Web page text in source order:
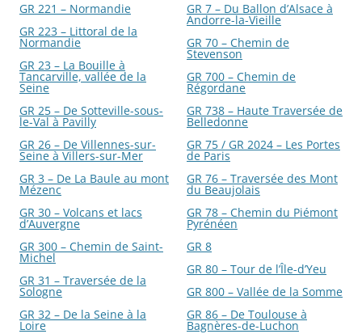
GR 221 – Normandie
GR 223 – Littoral de la
Normandie
GR 23 – La Bouille à
Tancarville, vallée de la
Seine
GR 25 – De Sotteville-sous-
le-Val à Pavilly
GR 26 – De Villennes-sur-
Seine à Villers-sur-Mer
GR 3 – De La Baule au mont
Mézenc
GR 30 – Volcans et lacs
d’Auvergne
GR 300 – Chemin de Saint-
Michel
GR 31 – Traversée de la
Sologne
GR 32 – De la Seine à la
Loire
GR 7 – Du Ballon d’Alsace à
Andorre-la-Vieille
GR 70 – Chemin de
Stevenson
GR 700 – Chemin de
Régordane
GR 738 – Haute Traversée de
Belledonne
GR 75 / GR 2024 – Les Portes
de Paris
GR 76 – Traversée des Mont
du Beaujolais
GR 78 – Chemin du Piémont
Pyrénéen
GR 8
GR 80 – Tour de l’Île-d’Yeu
GR 800 – Vallée de la Somme
GR 86 – De Toulouse à
Bagnères-de-Luchon